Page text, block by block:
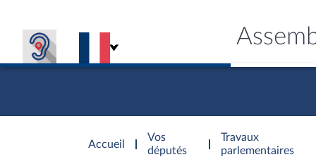
Accueil
d'accueil
Vos
députés
Travaux
parlementaires